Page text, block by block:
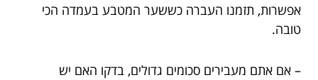
אפשרות, תזמנו העברה כששער המטבע בעמדה הכי
טובה.
– אם אתם מעבירים סכומים גדולים, בדקו האם יש